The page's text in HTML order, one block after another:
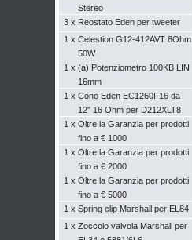
Stereo
3 x Reostato Eden per tweeter
1 x Celestion G12-412AVT 8Ohm
50W
1 x (a) Potenziometro 100KB LIN
16mm
1 x Cono Eden EC1260F16 da
12" 16 Ohm per D212XLT8
1 x Oltre la Garanzia per prodotti
fino a € 1000
1 x Oltre la Garanzia per prodotti
fino a € 2000
1 x Oltre la Garanzia per prodotti
fino a € 5000
1 x Spring clip Marshall per EL84
1 x Zoccolo valvola Marshall per